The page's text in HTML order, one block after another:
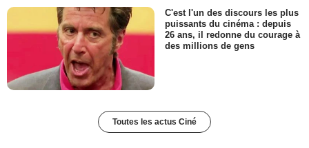
C'est l'un des discours les plus
puissants du cinéma : depuis
26 ans, il redonne du courage à
des millions de gens
Toutes les actus Ciné